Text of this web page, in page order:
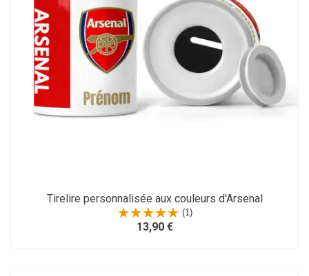
Tirelire personnalisée aux couleurs d'Arsenal
(1)
13,90 €